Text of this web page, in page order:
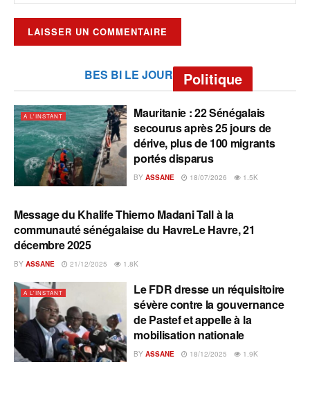
BES BI LE JOUR Politique
A L'INSTANT
Mauritanie : 22 Sénégalais
secourus après 25 jours de
dérive, plus de 100 migrants
portés disparus
BY ASSANE 18/07/2026 1.5K
A L'INSTANT
Message du Khalife Thierno Madani Tall à la
communauté sénégalaise du HavreLe Havre, 21
décembre 2025
BY ASSANE 21/12/2025 1.8K
A L'INSTANT
Le FDR dresse un réquisitoire
sévère contre la gouvernance
de Pastef et appelle à la
mobilisation nationale
BY ASSANE 18/12/2025 1.9K